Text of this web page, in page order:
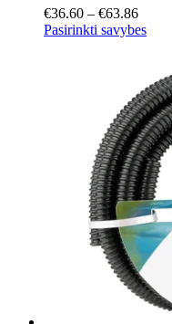
€36.60 – €63.86Price
range:
Pasirinkti savybesThis
The
may
be
on
the
page